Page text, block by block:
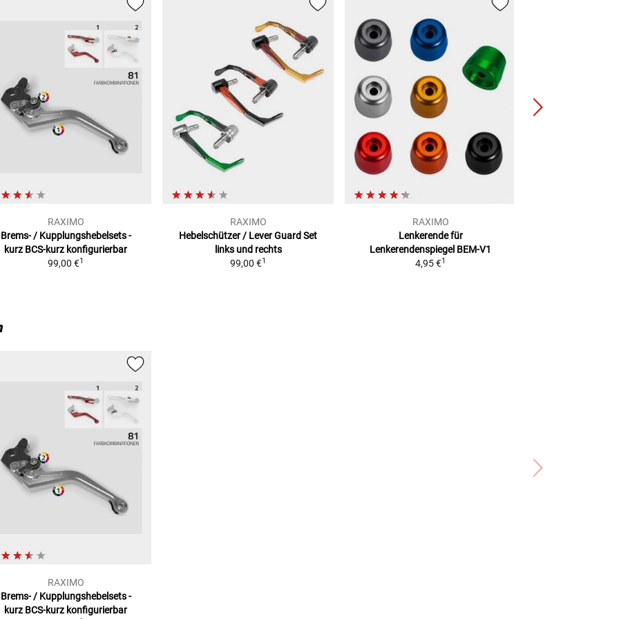
(KR/KT/01)
RAXIMO
Brems- / Kupplungshebelsets -
kurz BCS-kurz konfigurierbar
99,00 €1
RAXIMO
Hebelschützer / Lever Guard Set
links und rechts
99,00 €1
RAXIMO
Lenkerende für
Lenkerendenspiegel BEM-V1
4,95 €1
RAXIMO
Brems- / Kupplungshebelsets -
kurz BCS-kurz konfigurierbar